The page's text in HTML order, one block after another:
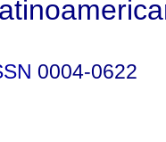
0004-0622